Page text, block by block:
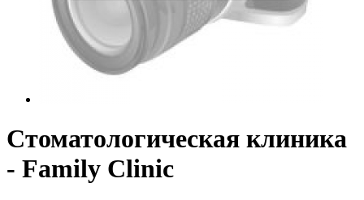
Стоматологическая клиника
- Family Clinic